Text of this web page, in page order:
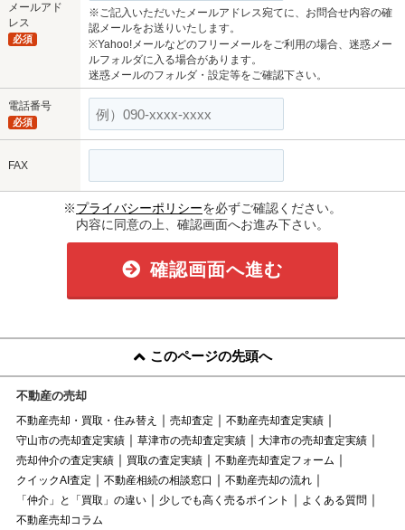
メールアド
レス
必須
※ご記入いただいたメールアドレス宛てに、お問合せ内容の確
認メールをお送りいたします。
※Yahoo!メールなどのフリーメールをご利用の場合、迷惑メー
ルフォルダに入る場合があります。
迷惑メールのフォルダ・設定等をご確認下さい。
電話番号
必須
FAX
※プライバシーポリシーを必ずご確認ください。
内容に同意の上、確認画面へお進み下さい。
確認画面へ進む
このページの先頭へ
不動産の売却
不動産売却・買取・住み替え 売却査定
不動産売却査定実績
守山市の売却査定実績
草津市の売却査定実績
大津市の売却査定実績
売却仲介の査定実績
買取の査定実績
不動産売却査定フォーム
クイックAI査定
不動産相続の相談窓口
不動産売却の流れ
「仲介」と「買取」の違い
少しでも高く売るポイント
よくある質問
不動産売却コラム